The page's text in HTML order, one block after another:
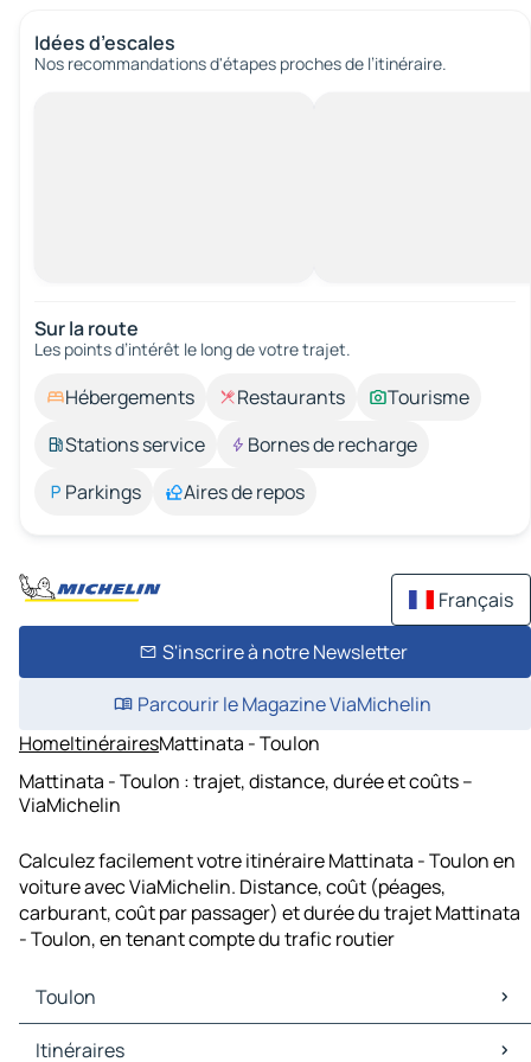
Idées d’escales
Nos recommandations d'étapes proches de l’itinéraire.
Sur la route
Les points d’intérêt le long de votre trajet.
Hébergements Restaurants
Tourisme
Stations service
Bornes de recharge
Parkings
Aires de repos
Français
S'inscrire à notre Newsletter
Parcourir le Magazine ViaMichelin
HomeItinérairesMattinata - Toulon
Mattinata - Toulon : trajet, distance, durée et coûts –
ViaMichelin
Calculez facilement votre itinéraire Mattinata - Toulon en
voiture avec ViaMichelin. Distance, coût (péages,
carburant, coût par passager) et durée du trajet Mattinata
- Toulon, en tenant compte du trafic routier
Toulon
Toulon Cartes et plans
Itinéraires